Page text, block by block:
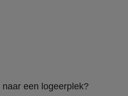
een logeerplek?